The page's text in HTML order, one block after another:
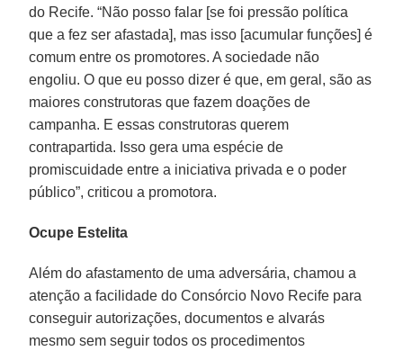
do Recife. “Não posso falar [se foi pressão política
que a fez ser afastada], mas isso [acumular funções] é
comum entre os promotores. A sociedade não
engoliu. O que eu posso dizer é que, em geral, são as
maiores construtoras que fazem doações de
campanha. E essas construtoras querem
contrapartida. Isso gera uma espécie de
promiscuidade entre a iniciativa privada e o poder
público”, criticou a promotora.
Ocupe Estelita
Além do afastamento de uma adversária, chamou a
atenção a facilidade do Consórcio Novo Recife para
conseguir autorizações, documentos e alvarás
mesmo sem seguir todos os procedimentos